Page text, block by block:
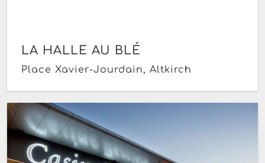
LA HALLE AU BLÉ
Place Xavier-Jourdain, Altkirch